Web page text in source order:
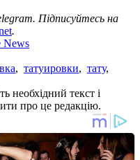
Підписуйтесь на
.
News
, татуировки, тату,
необхідний текст і
про це редакцію.